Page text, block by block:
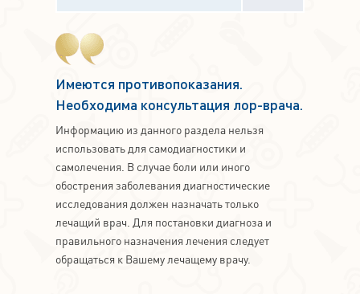
Имеются противопоказания.
Необходима консультация лор-врача.
Информацию из данного раздела нельзя
использовать для самодиагностики и
самолечения. В случае боли или иного
обострения заболевания диагностические
исследования должен назначать только
лечащий врач. Для постановки диагноза и
правильного назначения лечения следует
обращаться к Вашему лечащему врачу.